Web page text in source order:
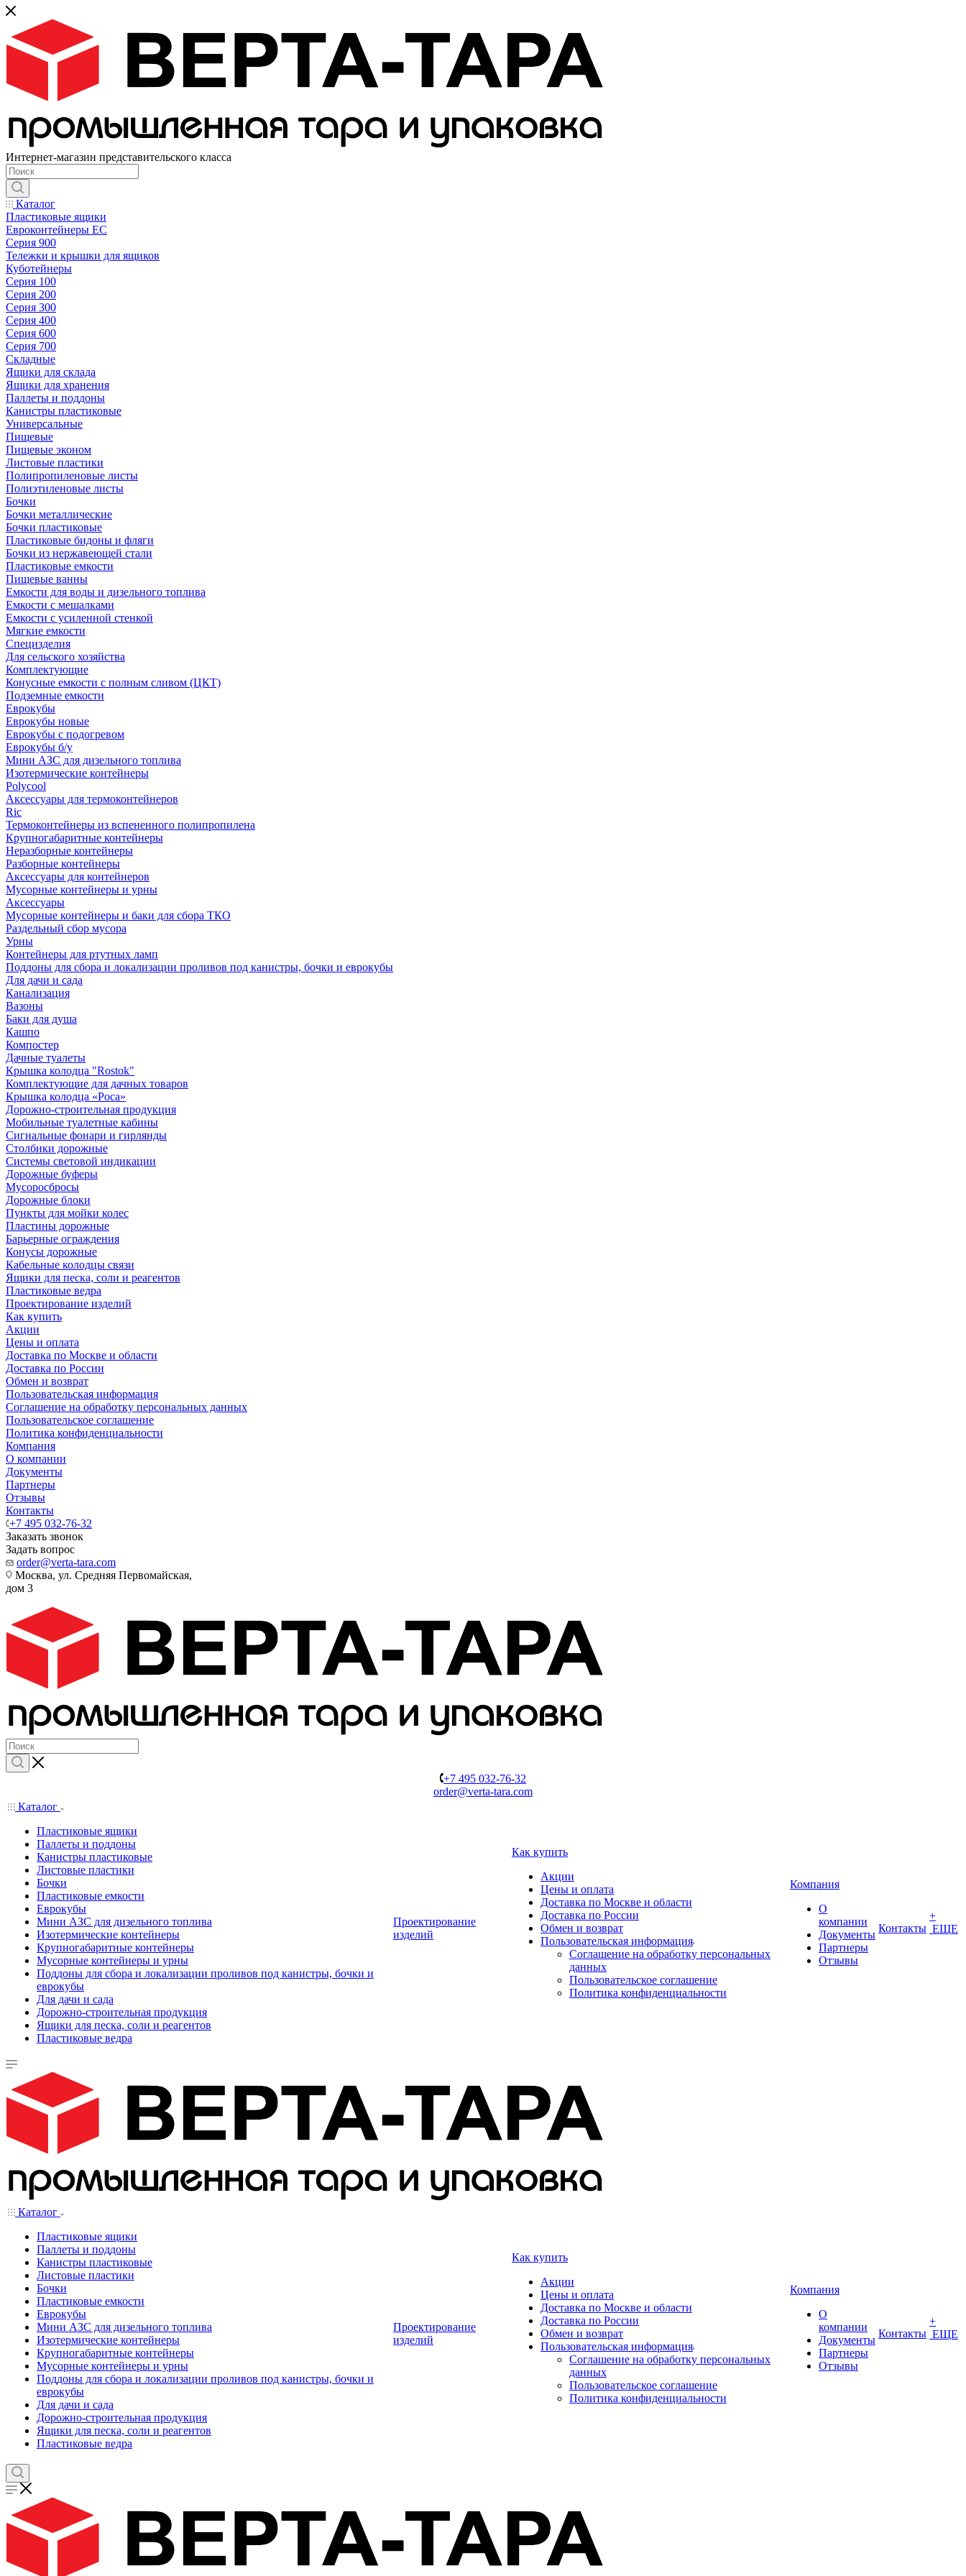
Интернет-магазин представительского класса
Каталог
Пластиковые ящики
Евроконтейнеры ЕС
Серия 900
Тележки и крышки для ящиков
Куботейнеры
Серия 100
Серия 200
Серия 300
Серия 400
Серия 600
Серия 700
Складные
Ящики для склада
Ящики для хранения
Паллеты и поддоны
Канистры пластиковые
Универсальные
Пищевые
Пищевые эконом
Листовые пластики
Полипропиленовые листы
Полиэтиленовые листы
Бочки
Бочки металлические
Бочки пластиковые
Пластиковые бидоны и фляги
Бочки из нержавеющей стали
Пластиковые емкости
Пищевые ванны
Емкости для воды и дизельного топлива
Емкости с мешалками
Емкости с усиленной стенкой
Мягкие емкости
Специзделия
Для сельского хозяйства
Комплектующие
Конусные емкости с полным сливом (ЦКТ)
Подземные емкости
Еврокубы
Еврокубы новые
Еврокубы с подогревом
Еврокубы б/у
Мини АЗС для дизельного топлива
Изотермические контейнеры
Polycool
Аксессуары для термоконтейнеров
Ric
Термоконтейнеры из вспененного полипропилена
Крупногабаритные контейнеры
Неразборные контейнеры
Разборные контейнеры
Аксессуары для контейнеров
Мусорные контейнеры и урны
Аксессуары
Мусорные контейнеры и баки для сбора ТКО
Раздельный сбор мусора
Урны
Контейнеры для ртутных ламп
Поддоны для сбора и локализации проливов под канистры, бочки и еврокубы
Для дачи и сада
Канализация
Вазоны
Баки для душа
Кашпо
Компостер
Дачные туалеты
Крышка колодца "Rostok"
Комплектующие для дачных товаров
Крышка колодца «Роса»
Дорожно-строительная продукция
Мобильные туалетные кабины
Сигнальные фонари и гирлянды
Столбики дорожные
Системы световой индикации
Дорожные буферы
Мусоросбросы
Дорожные блоки
Пункты для мойки колес
Пластины дорожные
Барьерные ограждения
Конусы дорожные
Кабельные колодцы связи
Ящики для песка, соли и реагентов
Пластиковые ведра
Проектирование изделий
Как купить
Акции
Цены и оплата
Доставка по Москве и области
Доставка по России
Обмен и возврат
Пользовательская информация
Соглашение на обработку персональных данных
Пользовательское соглашение
Политика конфиденциальности
Компания
О компании
Документы
Партнеры
Отзывы
Контакты
+7 495 032-76-32
Заказать звонок
Задать вопрос
order@verta-tara.com
Москва, ул. Средняя Первомайская,
дом 3
+7 495 032-76-32
order@verta-tara.com
Каталог
Пластиковые ящики
Паллеты и поддоны
Канистры пластиковые
Листовые пластики
Бочки
Пластиковые емкости
Еврокубы
Мини АЗС для дизельного топлива
Изотермические контейнеры
Крупногабаритные контейнеры
Мусорные контейнеры и урны
Поддоны для сбора и локализации проливов под канистры, бочки и
еврокубы
Для дачи и сада
Дорожно-строительная продукция
Ящики для песка, соли и реагентов
Пластиковые ведра
Проектирование
изделий
Как купить
Акции
Цены и оплата
Доставка по Москве и области
Доставка по России
Обмен и возврат
Пользовательская информация
Соглашение на обработку персональных
данных
Пользовательское соглашение
Политика конфиденциальности
Компания
О
компании
Документы
Партнеры
Отзывы
Контакты
+
ЕЩЕ
Каталог
Пластиковые ящики
Паллеты и поддоны
Канистры пластиковые
Листовые пластики
Бочки
Пластиковые емкости
Еврокубы
Мини АЗС для дизельного топлива
Изотермические контейнеры
Крупногабаритные контейнеры
Мусорные контейнеры и урны
Поддоны для сбора и локализации проливов под канистры, бочки и
еврокубы
Для дачи и сада
Дорожно-строительная продукция
Ящики для песка, соли и реагентов
Пластиковые ведра
Проектирование
изделий
Как купить
Акции
Цены и оплата
Доставка по Москве и области
Доставка по России
Обмен и возврат
Пользовательская информация
Соглашение на обработку персональных
данных
Пользовательское соглашение
Политика конфиденциальности
Компания
О
компании
Документы
Партнеры
Отзывы
Контакты
+
ЕЩЕ